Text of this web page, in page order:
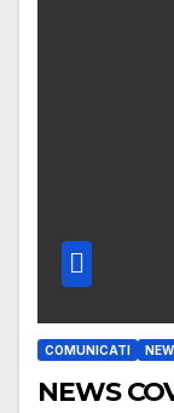
COMUNICATI
NEWS